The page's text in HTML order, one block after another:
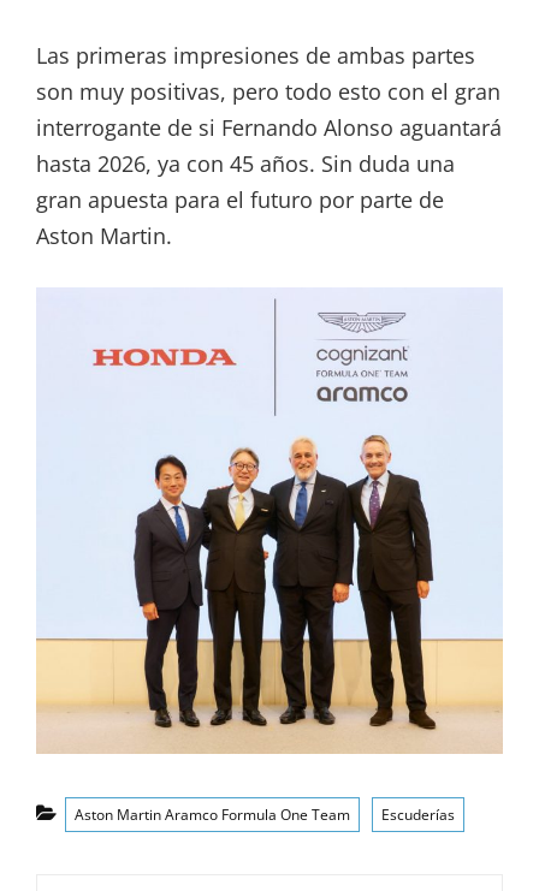
Las primeras impresiones de ambas partes
son muy positivas, pero todo esto con el gran
interrogante de si Fernando Alonso aguantará
hasta 2026, ya con 45 años. Sin duda una
gran apuesta para el futuro por parte de
Aston Martin.
Categorías
Aston Martin Aramco Formula One Team Escuderías